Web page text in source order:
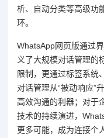
析、自动分类等高级功
环。
WhatsApp网页版通过
义了大规模对话管理的
限制，更通过标签系统
对话管理从“被动响应”
高效沟通的利器；对于
技术的持续演进，
更多可能，成为连接个